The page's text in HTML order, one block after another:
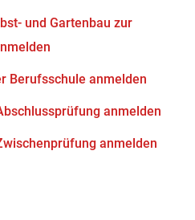
und Gartenbau zur
Berufsschule anmelden
anmelden
anmelden